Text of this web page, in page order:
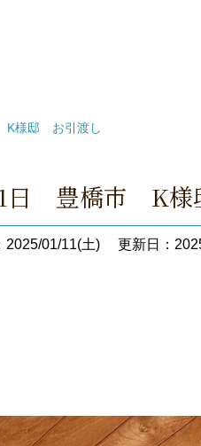
様邸 お引渡し
日 豊橋市 K様
2025/01/11(土) 更新日：